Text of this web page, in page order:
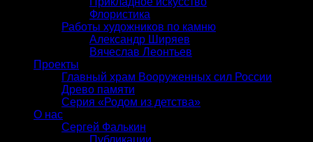
Флористика
Работы художников по камню
Александр Ширяев
Вячеслав Леонтьев
Проекты
Главный храм Вооруженных сил России
Древо памяти
Серия «Родом из детства»
О нас
Сергей Фалькин
Публикации